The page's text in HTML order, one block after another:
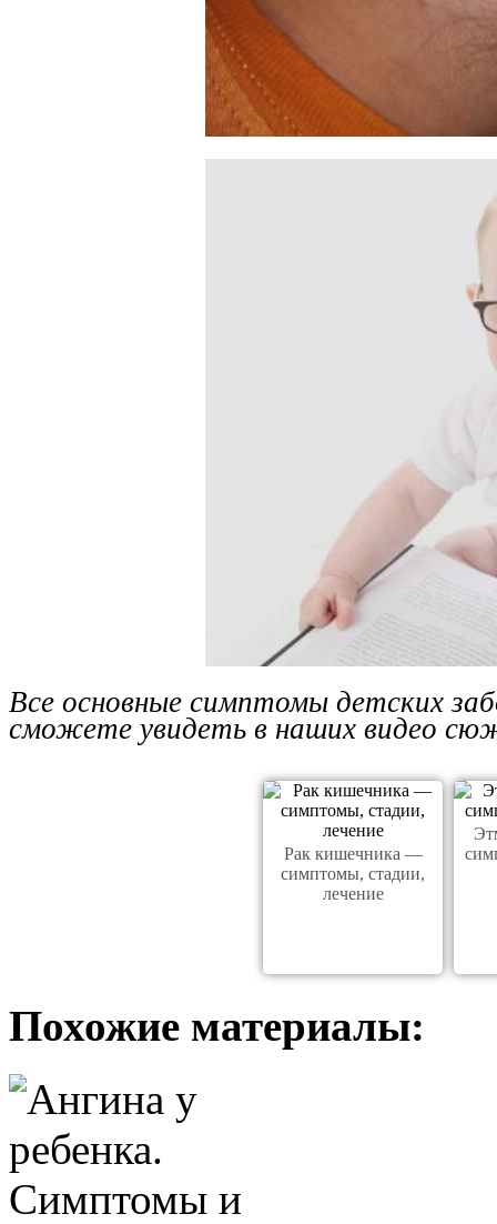
Все основные симптомы детских
сможете увидеть в наших видео
Рак кишечника —
симптомы, стадии,
лечение
Похожие материалы: